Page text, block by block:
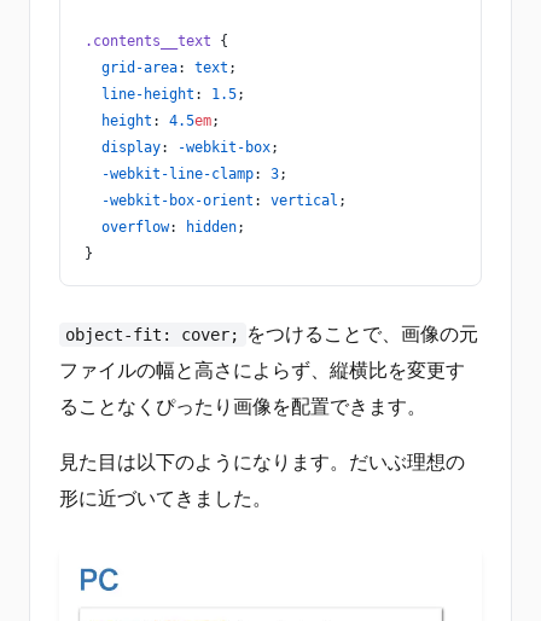
.contents__text {
  grid-area
: text ;
  line-height
: 1.5;
  height
: 4.5em;
  display
: -webkit-box;
  -webkit-line-clamp
: 3;
  -webkit-box-orient
: vertical ;
  overflow
: hidden;
}
object-fit: cover;
をつけることで、画像の元
ファイルの幅と高さによらず、縦横比を変更す
ることなくぴったり画像を配置できます。
見た目は以下のようになります。だいぶ理想の
形に近づいてきました。